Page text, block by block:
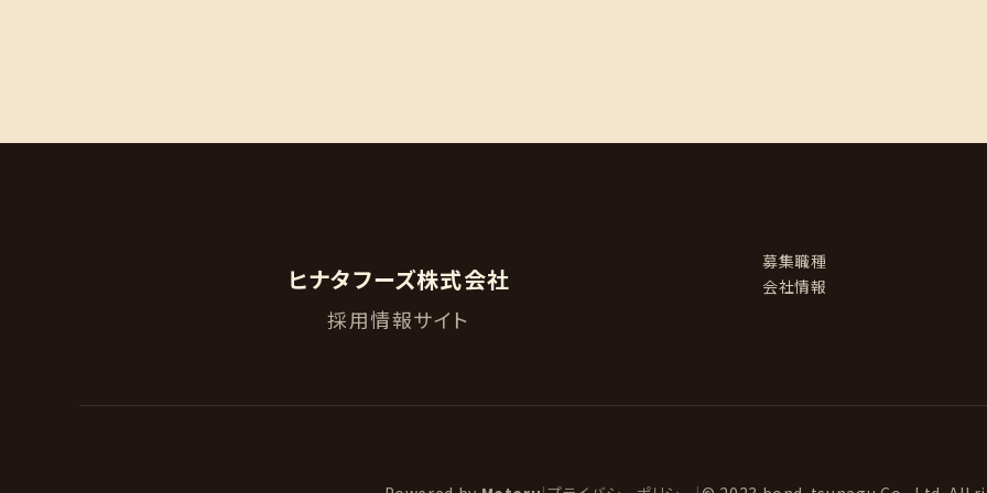
ヒナタフーズ株式会社
採用情報サイト
募集職種
会社情報